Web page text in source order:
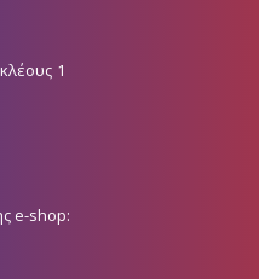
1
e-shop: